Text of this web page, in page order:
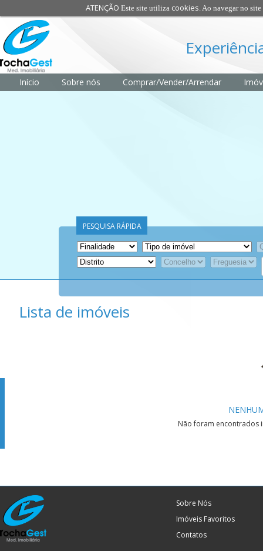
ATENÇÃO Este site utiliza cookies. Ao navegar no
Início Sobre nós Comprar/Vender/Arrendar
PESQUISA RÁPIDA
Lista de imóveis
Não foram encontrados
Sobre Nós
Imóveis Favoritos
Contatos